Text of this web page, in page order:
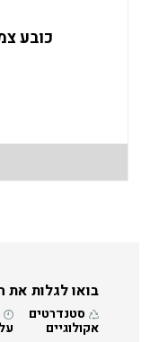
בואו לגלות את
סטנדרטים
אקולוגיים